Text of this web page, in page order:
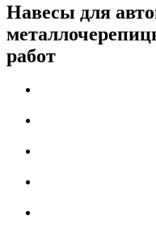
Навесы для
работ